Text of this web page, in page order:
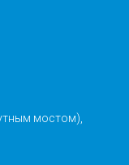
мостом),